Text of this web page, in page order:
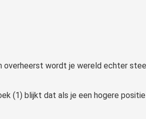
overheerst wordt je wereld echter
(1) blijkt dat als je een hogere